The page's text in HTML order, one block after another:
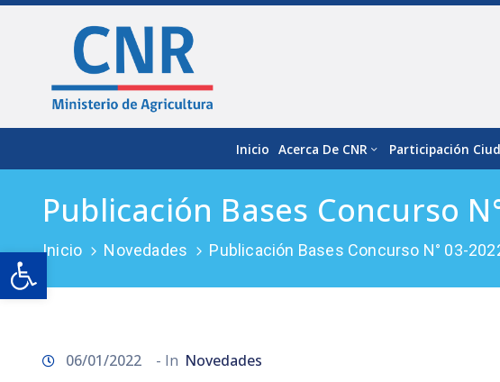
Open toolbar
Inicio Acerca De CNR Participación
Publicación Bases Concurso
Inicio Novedades Publicación Bases Concurso N° 03-
06/01/2022 - In Novedades